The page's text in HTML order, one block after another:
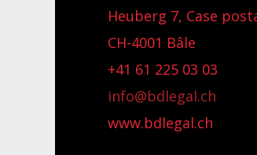
Heuberg 7, Case
CH-4001 Bâle
+41 61 225 03 03
info@bdlegal.ch
www.bdlegal.ch